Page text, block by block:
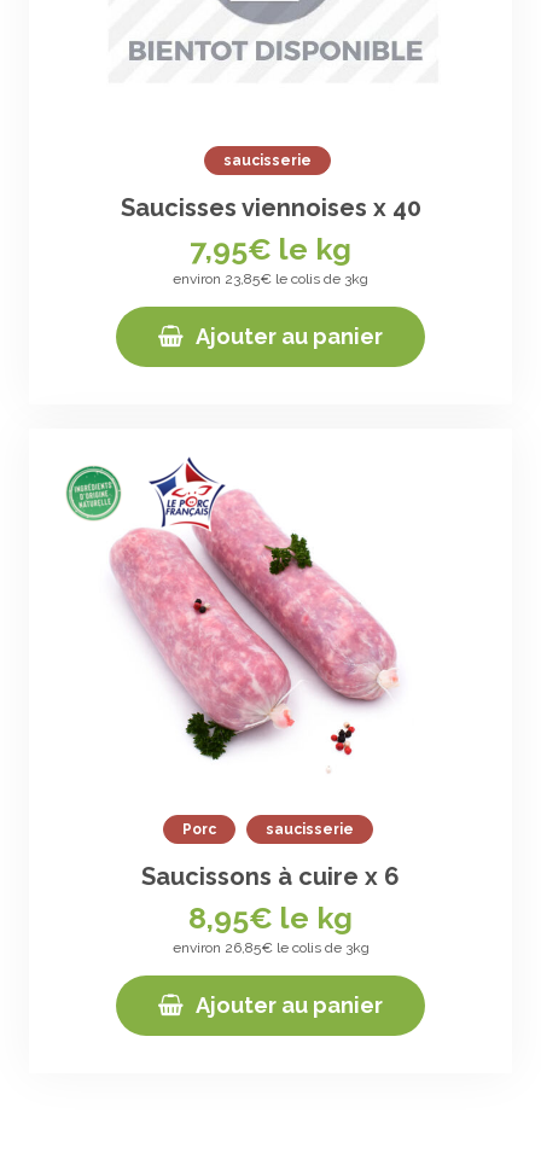
saucisserie
Saucisses viennoises x 40
7,95€ le kg
environ 23,85€ le colis de 3kg
Ajouter au panier
Porc saucisserie
Saucissons à cuire x 6
8,95€ le kg
environ 26,85€ le colis de 3kg
Ajouter au panier